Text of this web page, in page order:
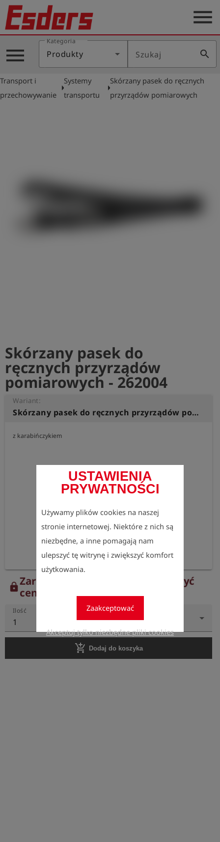
O
Produkty
USTAWIENIA
PRYWATNOŚCI
Używamy plików cookies na naszej
stronie internetowej. Niektóre z nich są
niezbędne, a inne pomagają nam
ulepszyć tę witrynę i zwiększyć komfort
użytkowania.
Zaakceptować
Akceptuj tylko niezbędne pliki cookies
menu
menu
Kategoria
Produkty Szukaj search
Transport i
przechowywanie
arrow_right
Systemy
transportu
arrow_right
Skórzany pasek do ręcznych
przyrządów pomiarowych
Skórzany pasek do
ręcznych przyrządów
pomiarowych - 262004
Wariant:
Skórzany pasek do ręcznych przyrządów pomiarowych
z karabińczykiem
lockZarejestruj się teraz, aby zobaczyć
ceny.
Ilość
1
add_shopping_cart Dodaj do koszyka